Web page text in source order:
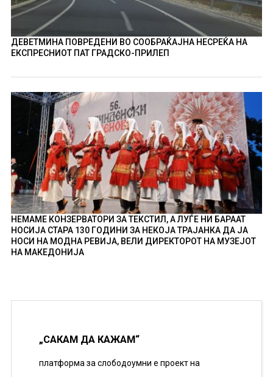
ДЕВЕТМИНА ПОВРЕДЕНИ ВО СООБРАЌАЈНА НЕСРЕЌА НА
ЕКСПРЕСНИОТ ПАТ ГРАДСКО-ПРИЛЕП
НЕМАМЕ КОНЗЕРВАТОРИ ЗА ТЕКСТИЛ, А ЛУЃЕ НИ БАРААТ
НОСИЈА СТАРА 130 ГОДИНИ ЗА НЕКОЈА ТРАЈАНКА ДА ЈА
НОСИ НА МОДНА РЕВИЈА, ВЕЛИ ДИРЕКТОРОТ НА МУЗЕЈОТ
НА МАКЕДОНИЈА
„САКАМ ДА КАЖАМ“
платформа за слободоумни е проект на